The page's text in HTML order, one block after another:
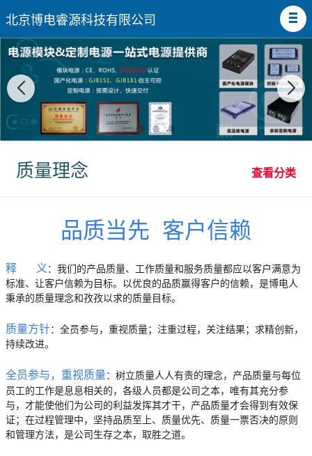
北京博电睿源科技有限公司
查看分类
质量理念
品质当先 客户信赖
释 义：我们的产品质量、工作质量和服务质量都应以客户满意为
标准、让客户信赖为目标。以优良的品质赢得客户的信赖，是博电人
秉承的质量理念和孜孜以求的质量目标。
质量方针：全员参与，重视质量；注重过程，关注结果；求精创新，
持续改进。
全员参与，重视质量：树立质量人人有责的理念，产品质量与每位
员工的工作是息息相关的，各级人员都是公司之本，唯有其充分参
与，才能使他们为公司的利益发挥其才干，产品质量才会得到有效保
证；在过程管理中，坚持品质至上、质量优先、质量一票否决的原则
和管理方法，是公司生存之本，取胜之道。